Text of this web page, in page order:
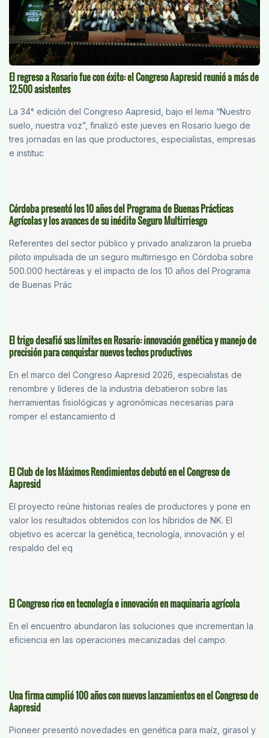
El regreso a Rosario fue con éxito: el Congreso Aapresid reunió a más de
12.500 asistentes
La 34° edición del Congreso Aapresid, bajo el lema “Nuestro
suelo, nuestra voz”, finalizó este jueves en Rosario luego de
tres jornadas en las que productores, especialistas, empresas
e instituc
Córdoba presentó los 10 años del Programa de Buenas Prácticas
Agrícolas y los avances de su inédito Seguro Multirriesgo
Referentes del sector público y privado analizaron la prueba
piloto impulsada de un seguro multirriesgo en Córdoba sobre
500.000 hectáreas y el impacto de los 10 años del Programa
de Buenas Prác
El trigo desafió sus límites en Rosario: innovación genética y manejo de
precisión para conquistar nuevos techos productivos
En el marco del Congreso Aapresid 2026, especialistas de
renombre y líderes de la industria debatieron sobre las
herramientas fisiológicas y agronómicas necesarias para
romper el estancamiento d
El Club de los Máximos Rendimientos debutó en el Congreso de
Aapresid
El proyecto reúne historias reales de productores y pone en
valor los resultados obtenidos con los híbridos de NK. El
objetivo es acercar la genética, tecnología, innovación y el
respaldo del eq
El Congreso rico en tecnología e innovación en maquinaria agrícola
En el encuentro abundaron las soluciones que incrementan la
eficiencia en las operaciones mecanizadas del campo.
Una firma cumplió 100 años con nuevos lanzamientos en el Congreso de
Aapresid
Pioneer presentó novedades en genética para maíz, girasol y